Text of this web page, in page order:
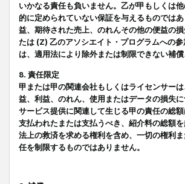
いかなる責任も負いません。乙が甲もしくは
的に定められていない保証を与えるものでは
益、期待された売上、のれんその他の便益の
たは (Z) 乙のアソシエイト・プログラムへの
は、適用法により除外または制限できない補
8. 責任限定
甲または甲の関連会社もしくはライセンサー
益、利益、のれん、使用またはデータの損失
サービス提供に関連して生じる甲の責任の総
支払われたまたは支払うべき、紹介料の総額
法上の救済を求める権利を含め、一切の権利
任を制限するものではありません。